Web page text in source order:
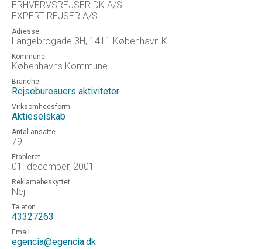
ERHVERVSREJSER.DK A/S
EXPERT REJSER A/S
Adresse
Langebrogade 3H, 1411 København K
Kommune
Københavns Kommune
Branche
Rejsebureauers aktiviteter
Virksomhedsform
Aktieselskab
Antal ansatte
79
Etableret
01. december, 2001
Reklamebeskyttet
Nej
Telefon
43327263
Email
egencia@egencia.dk